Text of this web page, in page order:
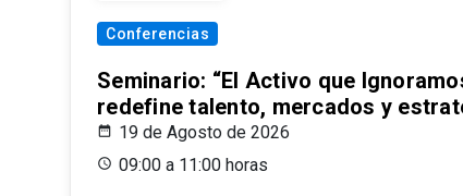
Conferencias
Seminario: “El Activo que
redefine talento, mercados y
19 de Agosto de 2026
09:00 a 11:00 horas